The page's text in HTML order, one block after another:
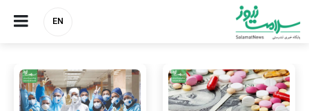
EN